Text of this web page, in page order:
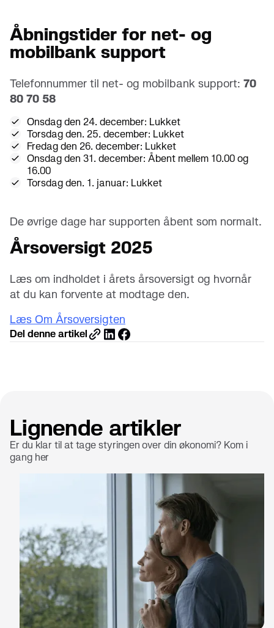
Åbningstider for net- og
mobilbank support
Telefonnummer til net- og mobilbank support: 70
80 70 58
Onsdag den 24. december: Lukket
Torsdag den. 25. december: Lukket
Fredag den 26. december: Lukket
Onsdag den 31. december: Åbent mellem 10.00 og
16.00
Torsdag den. 1. januar: Lukket
De øvrige dage har supporten åbent som normalt.
Årsoversigt 2025
Læs om indholdet i årets årsoversigt og hvornår
at du kan forvente at modtage den.
Læs Om Årsoversigten
Del denne artikel
Lignende artikler
Er du klar til at tage styringen over din økonomi? Kom i
gang her